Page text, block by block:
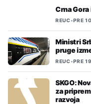
Crna Gora
REUC•PRE
Ministri
pruge
REUC•PRE
SKGO:
za
razvoja